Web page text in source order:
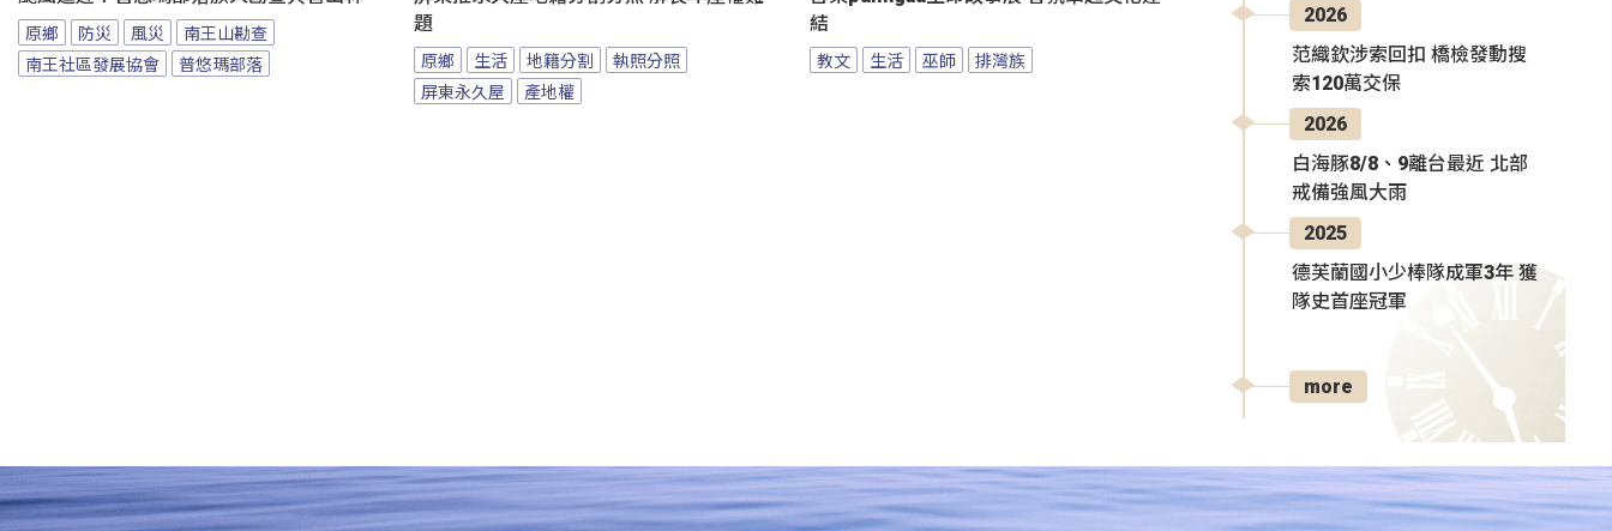
原鄉 防災 風災
南王山勘查
南王社區發展協會
普悠瑪部落
題
原鄉 生活 地籍分割
執照分照
屏東永久屋
產地權
結
教文 生活 巫師 排灣族
2026
范織欽涉索回扣 橋檢發動搜
索120萬交保
2026
白海豚8/8、9離台最近 北部
戒備強風大雨
2025
德芙蘭國小少棒隊成軍3年 獲
隊史首座冠軍
more